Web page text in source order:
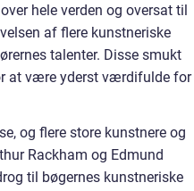
hele verden og oversat til
af flere kunstneriske
talenter. Disse smukt
at være yderst værdifulde for
og flere store kunstnere og
Rackham og Edmund
til bøgernes kunstneriske